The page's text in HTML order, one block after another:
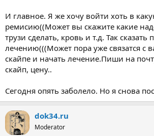
И главное. Я же хочу войти хоть в
ремисию((Может вы скажите какие
трузи сделать, кровь и т.д. Так сказать
лечению(((Может пора уже связатся с
скайпе и начать лечение.Пиши на
скайп, цену..
Сегодня опять заболело. Но я снова
dok34.ru
Moderator